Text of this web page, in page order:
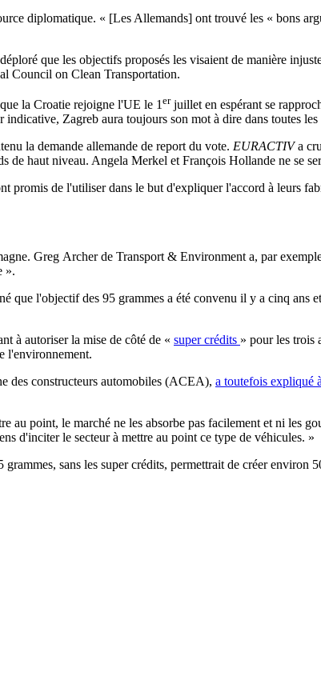
diplomatique. « [Les Allemands] ont trouvé les « bons
que les objectifs proposés les visaient de manière
Council on Clean Transportation.
la Croatie rejoigne l'UE le 1 erjuillet en espérant se
Zagreb aura toujours son mot à dire dans toutes
la demande allemande de report du vote. EURACTIVa
de haut niveau. Angela Merkel et François Hollande ne se
promis de l'utiliser dans le but d'expliquer l'accord à leurs
Greg Archer de Transport & Environment a, par
».
que l'objectif des 95 grammes a été convenu il y a cinq ans
à autoriser la mise de côté de « super crédits » pour les trois
l'environnement.
des constructeurs automobiles (ACEA), a toutefois expliqué à
au point, le marché ne les absorbe pas facilement et ni les
d'inciter le secteur à mettre au point ce type de véhicules. »
sans les super crédits, permettrait de créer environ